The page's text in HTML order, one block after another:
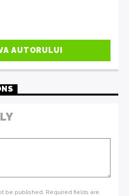
AUTORULUI
be published. Required fields are